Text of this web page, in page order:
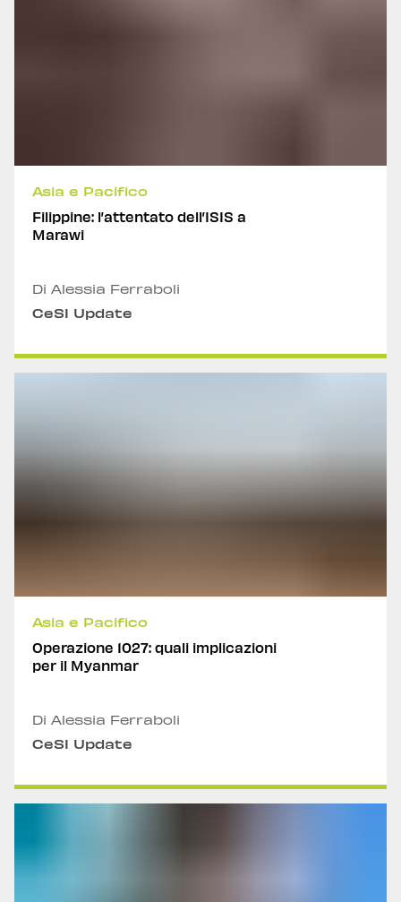
Asia e Pacifico
Filippine: l’attentato dell’ISIS a
Marawi
Di Alessia Ferraboli
CeSI Update
Asia e Pacifico
Operazione 1027: quali implicazioni
per il Myanmar
Di Alessia Ferraboli
CeSI Update